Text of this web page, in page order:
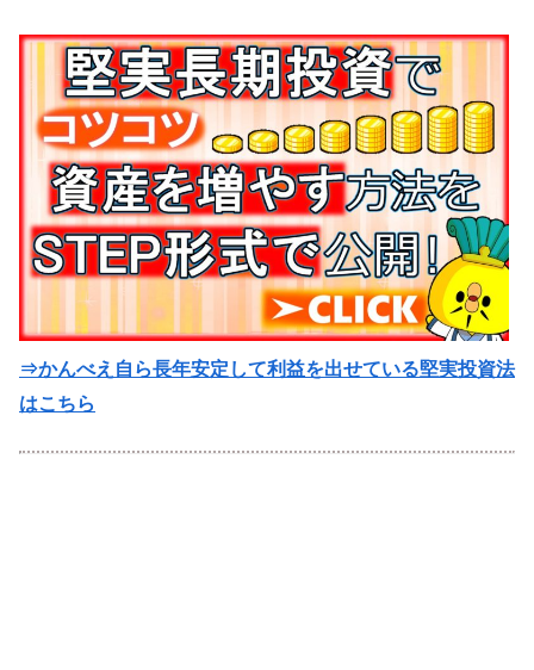
⇒かんべえ自ら長年安定して利益を出せている堅実投資法
はこちら